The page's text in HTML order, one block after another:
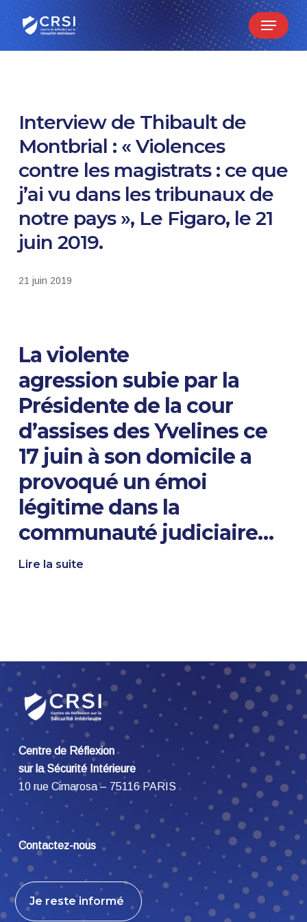
Skip
to
main
Menu
Interview de Thibault de
Montbrial : « Violences
contre les magistrats : ce que
j’ai vu dans les tribunaux de
notre pays », Le Figaro, le 21
juin 2019.
21 juin 2019
La violente
agression subie par la
Présidente de la cour
d’assises des Yvelines ce
17 juin à son domicile a
provoqué un émoi
légitime dans la
communauté judiciaire…
Lire la suite
Centre de Réflexion
sur la Sécurité Intérieure
10 rue Cimarosa – 75116 PARIS
Contactez-nous
Je reste informé